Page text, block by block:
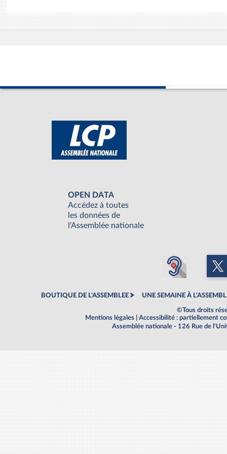
OPEN DATA
Accédez à toutes
les données de
l'Assemblée nationale
BOUTIQUE DE L'ASSEMBLEE UNE SEMAINE À
©Tous droits
Mentions légales
Accessibilité : partiellement
Assemblée nationale - 126 Rue de